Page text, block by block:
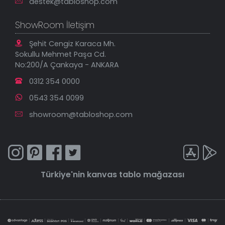
ShowRoom İletişim
Şehit Cengiz Karaca Mh.
Sokullu Mehmet Paşa Cd.
No:200/A Çankaya - ANKARA
0312 354 0000
0543 354 0099
showroom@tabloshop.com
Türkiye'nin kanvas tablo mağazası